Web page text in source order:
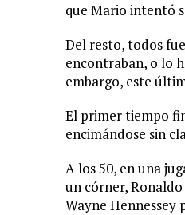
que Mario intentó
Del resto, todos
encontraban, o lo
embargo, este
El primer tiempo
encimándose sin
A los 50, en una
un córner,
Wayne Hennessey